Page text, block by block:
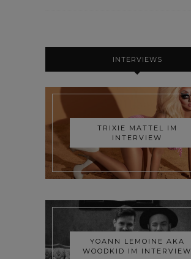
INTERVIEWS
TRIXIE MATTEL IM
INTERVIEW
YOANN LEMOINE AKA
WOODKID IM INTERVIEW